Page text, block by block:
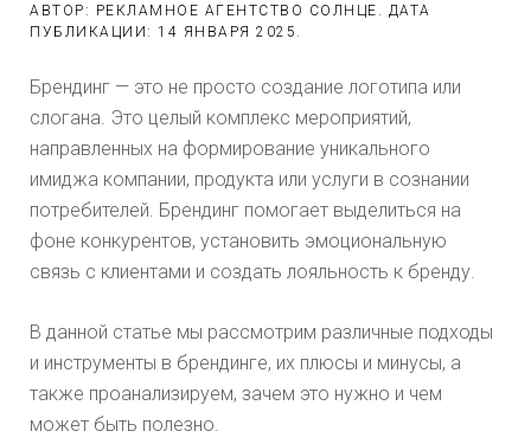
АВТОР: РЕКЛАМНОЕ АГЕНТСТВО СОЛНЦЕ. ДАТА
ПУБЛИКАЦИИ: 14 ЯНВАРЯ 2025
Брендинг — это не просто создание логотипа или
слогана. Это целый комплекс мероприятий,
направленных на формирование уникального
имиджа компании, продукта или услуги в сознании
потребителей. Брендинг помогает выделиться на
фоне конкурентов, установить эмоциональную
связь с клиентами и создать лояльность к бренду.
В данной статье мы рассмотрим различные подходы
и инструменты в брендинге, их плюсы и минусы, а
также проанализируем, зачем это нужно и чем
может быть полезно.